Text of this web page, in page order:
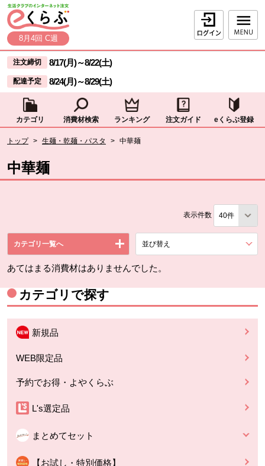
ページの先頭です。
本文へジャンプする。
8月4回 C週
ログイン
ここからサイト内共通メニューです。
サイト内共通メニューをスキップする
注文締切 8/17(月)～8/22(土)
配達予定 8/24(月)～8/29(土)
カテゴリ 消費材検索 ランキング 注文ガイド eくらぶ登録
トップ > 生麺・乾麺・パスタ > 中華麺
中華麺
表示件数
カテゴリ一覧へ 並び替え
あてはまる消費材はありませんでした。
カテゴリで探す
新規品
WEB限定品
予約でお得・よやくらぶ
L's選定品
まとめてセット
【お試し・特別価格】